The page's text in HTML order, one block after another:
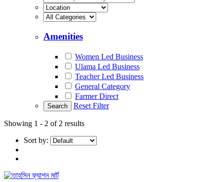
Amenities
Women Led Business
Ulama Led Business
Teacher Led Business
General Category
Farmer Direct
Search Reset Filter
Showing 1 - 2 of 2 results
Sort by: